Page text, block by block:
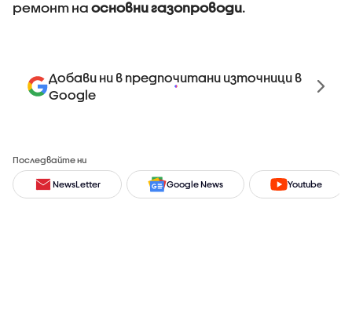
ремонт на основни газопроводи.
Добави ни в предпочитани източници в
Google
Последвайте ни
NewsLetter Google News Youtube